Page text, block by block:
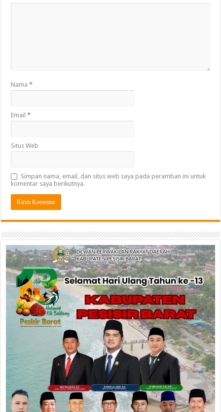
Nama*
Email*
Situs Web
Simpan nama, email, dan situs web saya pada peramban ini untuk
komentar saya berikutnya.